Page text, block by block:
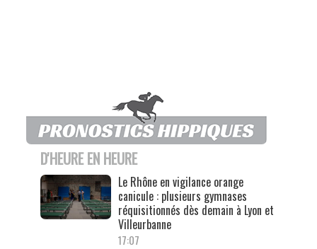
D'HEURE EN HEURE
Le Rhône en vigilance orange
canicule : plusieurs gymnases
réquisitionnés dès demain à Lyon et
Villeurbanne
17:07